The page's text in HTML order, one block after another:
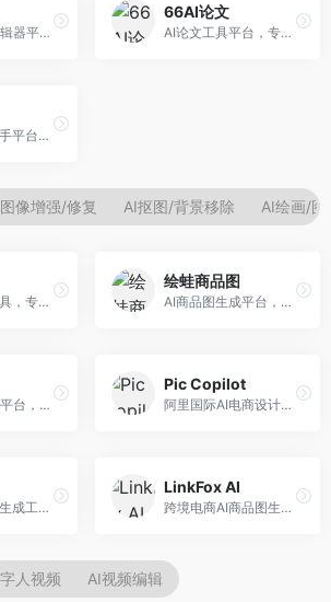
一站式学术编辑器平台，覆盖论文写作全流程。面向高校学生和科研人员，提供选题分析、文献检索、论文生成、查重降重等服务，操作流程清晰，学术写作效率显著提升。
66AI论文
AI论文工具平台，专注于高质量低查重论文生成。面向大学生和研究生，提供论文写作、降重修改等服务，生成内容原创度高，查重率低。
AI论文写作助手平台，提供智能化学术写作支持。面向高校学生，支持多种论文类型生成，提供参考文献管理和格式规范服务，操作流程简单。
像增强/修复 AI抠图/背景移除 AI绘画/图
AI模特商拍工具，专注于服装电商。面向服装电商卖家，提供虚拟模特试穿、商品展示图生成等服务，模特形象多样，拍摄成本低。
绘蛙商品图
AI商品图生成平台，支持模特换装和场景生成。面向电商卖家，提供商品上身效果展示、场景化商品图生成等服务，电商营销效果显著。
电商模特生成平台，支持AI虚拟模特创作。面向服装和配饰电商，提供模特试穿、商品展示、营销素材生成等服务，模特形象可定制。
Pic Copilot
阿里国际AI电商设计工具，专注于跨境电商。面向跨境电商卖家，提供商品图优化、营销海报生成、多语言适配等服务，海外市场适配性强。
美图AI商品图生成工具，整合美图生态。面向电商卖家，提供商品图美化、模特替换、场景生成等服务，移动端操作便捷。
LinkFox AI
跨境电商AI商品图生成工具。面向跨境电商卖家，支持多语言商品图生成、模特替换、场景优化等服务，适配海外电商平台需求。
人视频 AI视频编辑